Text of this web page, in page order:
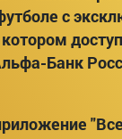
с
Банк